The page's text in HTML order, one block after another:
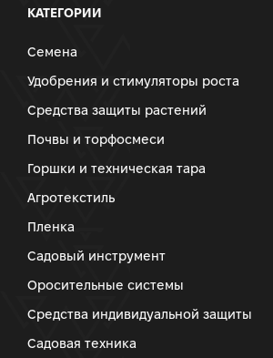
КАТЕГОРИИ
Семена
Удобрения и стимуляторы роста
Средства защиты растений
Почвы и торфосмеси
Горшки и техническая тара
Агротекстиль
Пленка
Садовый инструмент
Оросительные системы
Средства индивидуальной защиты
Садовая техника